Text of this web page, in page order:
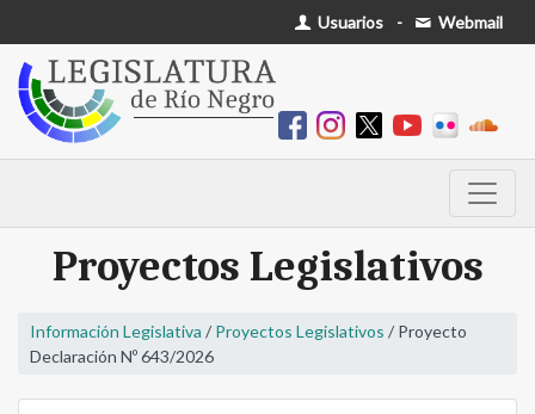
Usuarios - Webmail
Proyectos Legislativos
Información Legislativa / Proyectos Legislativos / Proyecto
Declaración Nº 643/2026